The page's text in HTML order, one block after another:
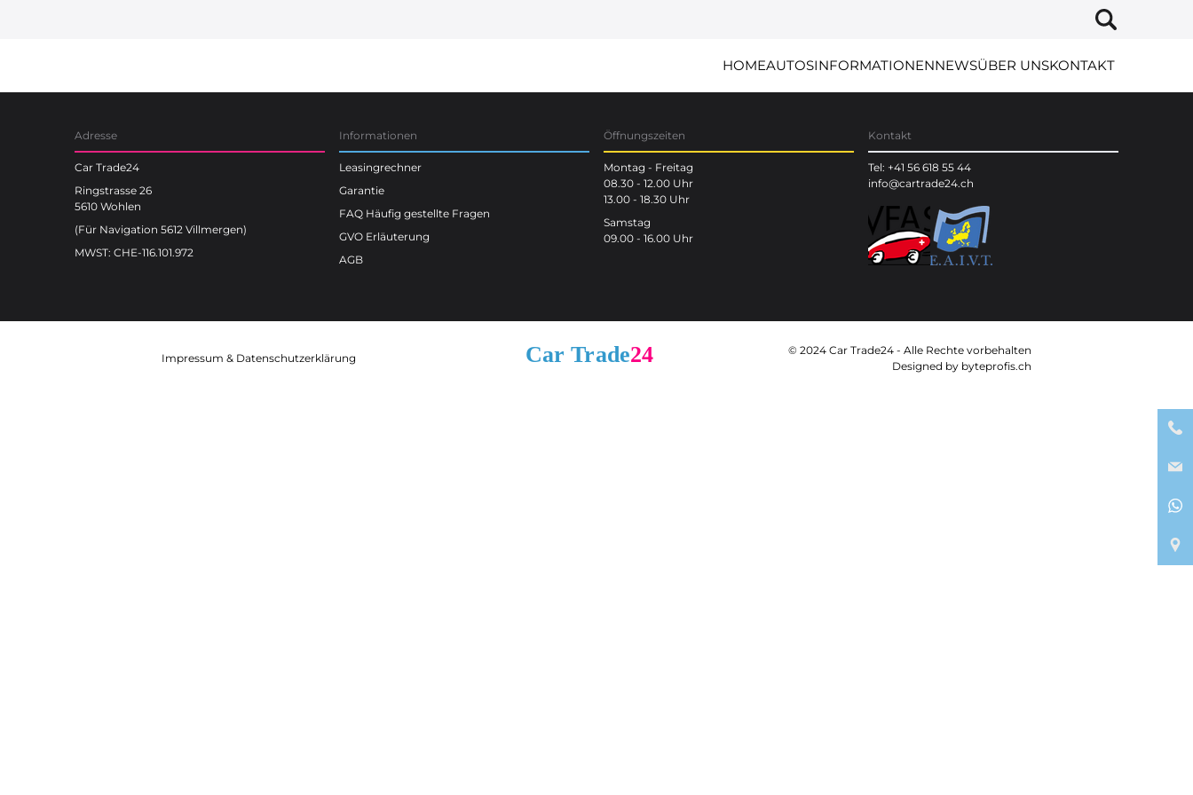
HOMEAUTOSINFORMATIONENNEWSÜBER UNSKONTAKT
Adresse
Car Trade24
Ringstrasse 26
5610 Wohlen
(Für Navigation 5612 Villmergen)
MWST: CHE-116.101.972
Informationen
Leasingrechner
Garantie
FAQ Häufig gestellte Fragen
GVO Erläuterung
AGB
Öffnungszeiten
Montag - Freitag
08.30 - 12.00 Uhr
13.00 - 18.30 Uhr
Samstag
09.00 - 16.00 Uhr
Kontakt
Tel: +41 56 618 55 44
info@cartrade24.ch
Impressum & Datenschutzerklärung
© 2024 Car Trade24 - Alle Rechte vorbehalten
Designed by byteprofis.ch